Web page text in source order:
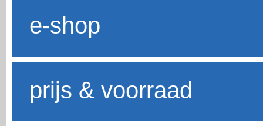
e-shop
prijs & voorraad